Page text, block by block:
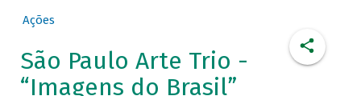
Ações
São Paulo Arte Trio -
“Imagens do Brasil”